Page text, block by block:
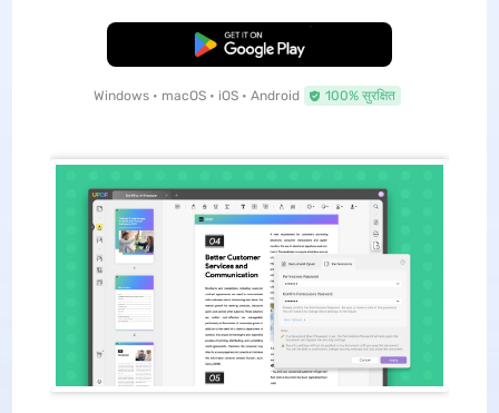
मुफ्त डाउनलोड
Windows • macOS • iOS • Android 100% सुरक्षित